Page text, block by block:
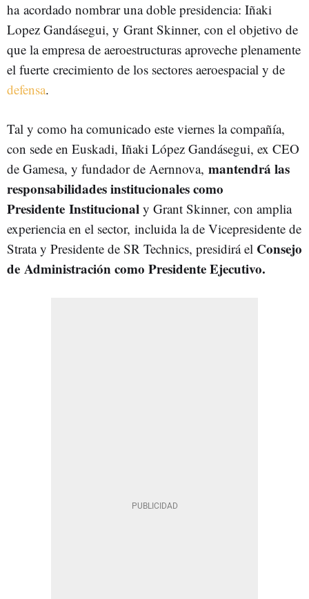
ha acordado nombrar una doble presidencia: Iñaki
Lopez Gandásegui, y Grant Skinner, con el objetivo de
que la empresa de aeroestructuras aproveche plenamente
el fuerte crecimiento de los sectores aeroespacial y de
defensa.
Tal y como ha comunicado este viernes la compañía,
con sede en Euskadi, Iñaki López Gandásegui, ex CEO
de Gamesa, y fundador de Aernnova, mantendrá las
responsabilidades institucionales como
Presidente Institucional y Grant Skinner, con amplia
experiencia en el sector, incluida la de Vicepresidente de
Strata y Presidente de SR Technics, presidirá el Consejo
de Administración como Presidente Ejecutivo.